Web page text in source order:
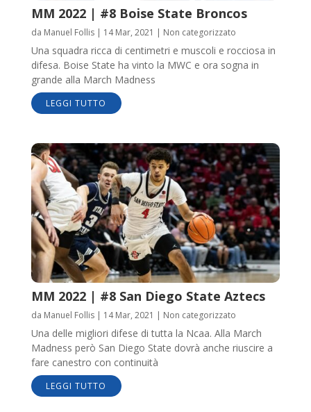
MM 2022 | #8 Boise State Broncos
da Manuel Follis| 14 Mar, 2021 | Non categorizzato
Una squadra ricca di centimetri e muscoli e rocciosa in
difesa. Boise State ha vinto la MWC e ora sogna in
grande alla March Madness
LEGGI TUTTO
MM 2022 | #8 San Diego State Aztecs
da Manuel Follis| 14 Mar, 2021 | Non categorizzato
Una delle migliori difese di tutta la Ncaa. Alla March
Madness però San Diego State dovrà anche riuscire a
fare canestro con continuità
LEGGI TUTTO